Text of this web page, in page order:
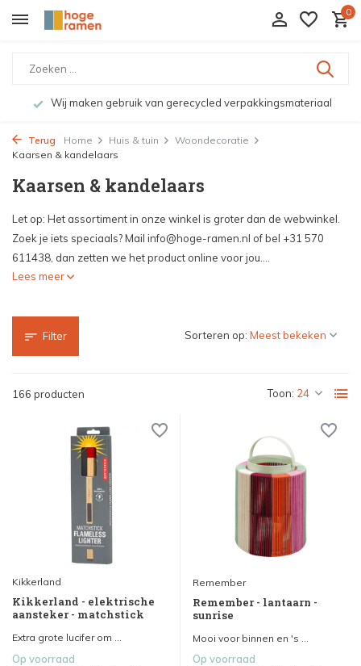
0
maken gebruik van gerecycled verpakkingsmateriaal
Terug Home Huis & tuin
Woondecoratie
Kaarsen & kandelaars
Kaarsen & kandelaars
Let op: Het assortiment in onze winkel is groter dan de webwinkel.
Zoek je iets speciaals? Mail info@hoge-ramen.nl of bel +31 570
611438, dan zetten we het product online voor jou....
Lees meer
Filter
166 producten Toon:
Sorteren op:
Kikkerland
Kikkerland - elektrische
aansteker - matchstick
Extra grote lucifer om ...
Op voorraad
Remember
Remember - lantaarn -
sunrise
Mooi voor binnen en 's ...
Op voorraad